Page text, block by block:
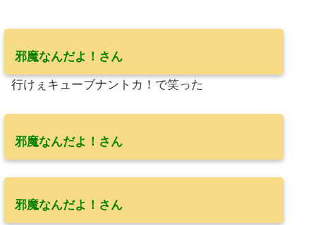
邪魔なんだよ！さん
行けぇキューブナントカ！で笑った
邪魔なんだよ！さん
邪魔なんだよ！さん